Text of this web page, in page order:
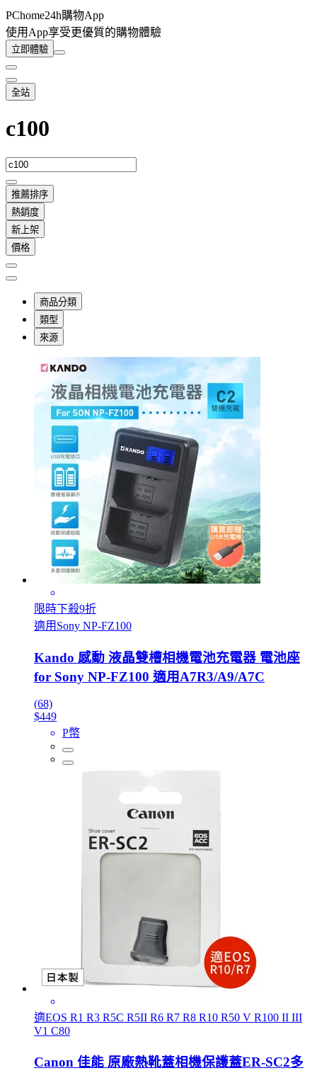
PChome24h購物App
使用App享受更優質的購物體驗
立即體驗
全站
c100
推薦排序
熱銷度
新上架
價格
商品分類
類型
來源
限時下殺9折
適用Sony NP-FZ100
Kando 感動 液晶雙槽相機電池充電器 電池座
for Sony NP-FZ100 適用A7R3/A9/A7C
(68)
$449
P幣
適EOS R1 R3 R5C R5II R6 R7 R8 R10 R50 V R100 II III
V1 C80
Canon 佳能 原廠熱靴蓋相機保護蓋ER-SC2多